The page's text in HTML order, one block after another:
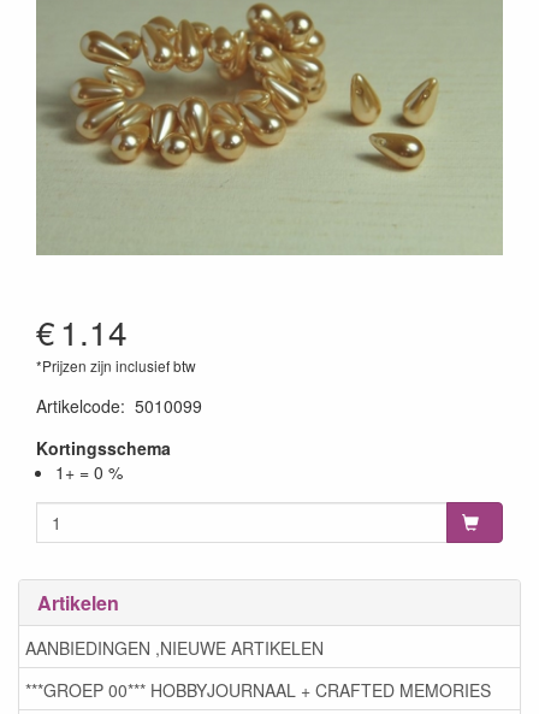
€1.14
*Prijzen zijn inclusief btw
Artikelcode: 5010099
Kortingsschema
1+ = 0 %
Artikelen
AANBIEDINGEN ,NIEUWE ARTIKELEN
***GROEP 00*** HOBBYJOURNAAL + CRAFTED MEMORIES